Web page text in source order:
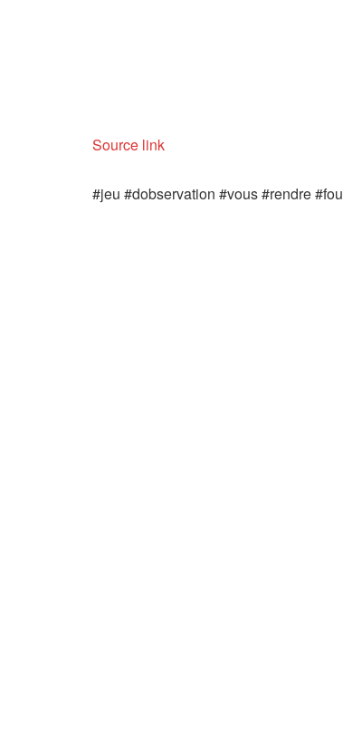
Source link
#jeu #dobservation #vous #rendre #fou